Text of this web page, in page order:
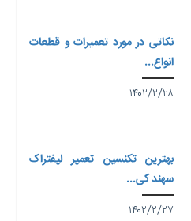
نکاتی در مورد تعمیرات و قطعات
انواع...
۱۴۰۲/۲/۲۸
بهترین تکنسین تعمیر لیفتراک
سهند کی...
۱۴۰۲/۲/۲۷